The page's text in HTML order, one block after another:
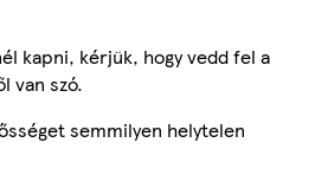
kapni, kérjük, hogy vedd fel a
van szó.
semmilyen helytelen